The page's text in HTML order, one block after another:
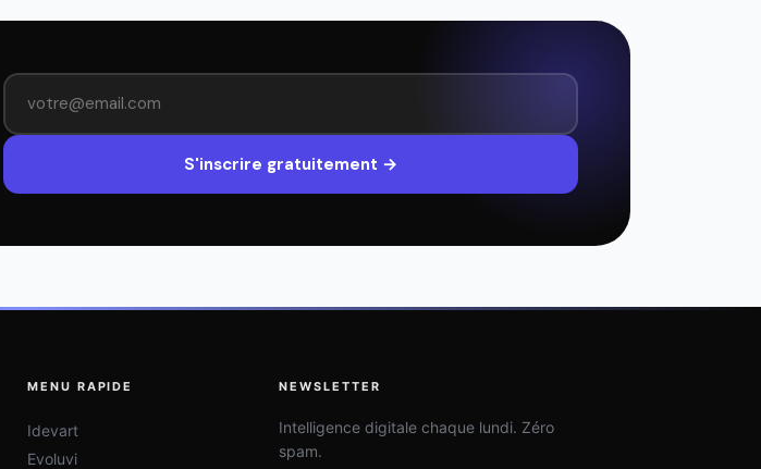
S'inscrire gratuitement →
MENU RAPIDE
Idevart
Evoluvi
NEWSLETTER
Intelligence digitale chaque lundi. Zéro
spam.